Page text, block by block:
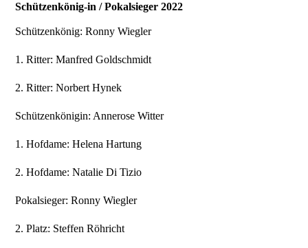
Schützenkönig-in / Pokalsieger 2022
Schützenkönig:Ronny Wiegler
1. Ritter:Manfred Goldschmidt
2. Ritter:Norbert Hynek
Schützenkönigin: Annerose Witter
1. Hofdame:Helena Hartung
2. Hofdame:Natalie Di Tizio
Pokalsieger:Ronny Wiegler
2. Platz: Steffen Röhricht